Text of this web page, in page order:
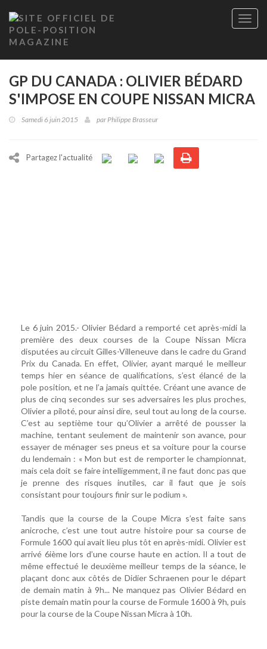
Site
Le
GP DU CANADA : OLIVIER BÉDARD
S'IMPOSE EN COUPE NISSAN MICRA
Samedi 6 juin 2015 parPhilippe Brasseur
Partagez l'actualité
Le 6 juin 2015.- Olivier Bédard a remporté cet après-midi la
première des deux courses de la Coupe Nissan Micra
disputées au circuit Gilles-Villeneuve dans le cadre du Grand
Prix du Canada. En effet, Olivier, ayant marqué le meilleur
temps hier en séance de qualifications, s’est élancé de la
pole position, et ne l’a jamais quittée. Créant une avance de
plus de cinq secondes sur ses adversaires les plus proches,
Olivier a piloté, pour ainsi dire, seul tout au long de la course.
C’est au septième tour qu’Olivier a arrêté de pousser la
machine, tentant seulement de maintenir son avance, pour
essayer de ménager ses pneus et sa voiture pour la course
du lendemain : « Mon but est de remporter le championnat,
mais cela doit se faire intelligemment, il ne faut donc pas que
je prenne des risques inutiles, car il faut que je sois
consistant pour toujours finir sur le podium ».
Tandis que la course de la Coupe Micra s’est faite sans
anicroche, c’est une tout autre histoire pour sa course de
Formule 1600 qui avait lieu plus tôt en après-midi. Olivier est
arrivé 6ième lors d’une course haute en action. Il a tout de
même effectué le deuxième meilleur temps de la séance, le
plaçant donc aux côtés de Didier Schraenen pour le départ
de demain matin à 9h... Ne manquez pas Olivier Bédard en
piste demain matin pour la course de Formule 1600 à 9h, puis
pour la course de la Coupe Nissan Micra à 10h.